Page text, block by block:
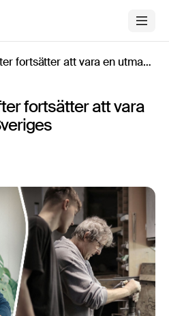
Oförutsedda utgifter fortsätter att vara en utmaning för Sveriges småföretagare
fortsätter att vara